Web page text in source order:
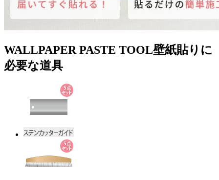
WALLPAPER PASTE TOOL壁紙貼りに
必要な道具